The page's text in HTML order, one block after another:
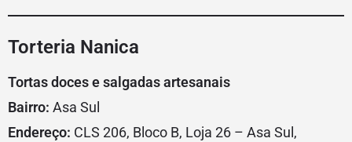
Torteria Nanica
Tortas doces e salgadas artesanais
Bairro: Asa Sul
Endereço: CLS 206, Bloco B, Loja 26 – Asa Sul,